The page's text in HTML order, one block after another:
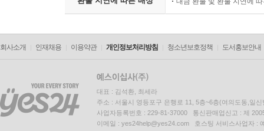
회사소개 인재채용 이용약관 개인정보처리방침 청소년보호정책 도서홍보안내
대표 : 김석환, 최세라
주소 : 서울시 영등포구 은행로 11, 5층~6층(여의도동,일신
사업자등록번호 : 229-81-37000 통신판매업신고 : 제
이메일 : yes24help@yes24.com 호스팅 서비스사업자 :